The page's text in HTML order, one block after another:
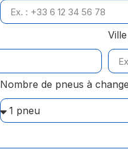
Ville
Nombre de pneus à